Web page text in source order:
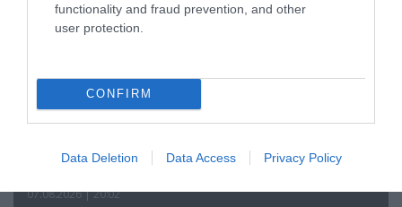
functionality and fraud prevention, and other
user protection.
CONFIRM
Data Deletion Data Access Privacy Policy
07.08.2026 | 20:02